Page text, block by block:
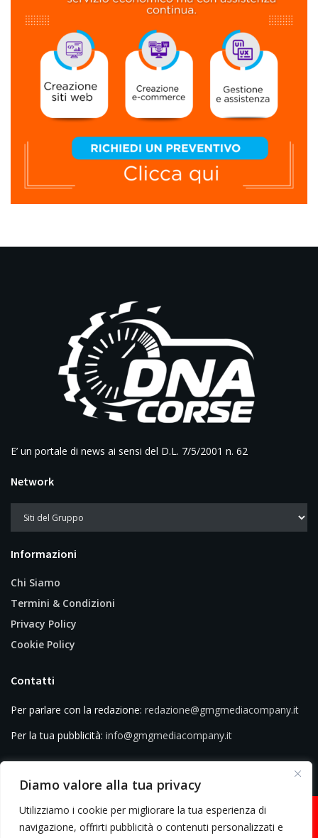
Diamo valore alla tua privacy
Utilizziamo i cookie per migliorare la tua esperienza di
navigazione, offrirti pubblicità o contenuti personalizzati e
E’ un portale di news ai sensi del D.L. 7/5/2001 n. 62
Network
Informazioni
Chi Siamo
Termini & Condizioni
Privacy Policy
Cookie Policy
Contatti
Per parlare con la redazione: redazione@gmgmediacompany.it
Per la tua pubblicità: info@gmgmediacompany.it